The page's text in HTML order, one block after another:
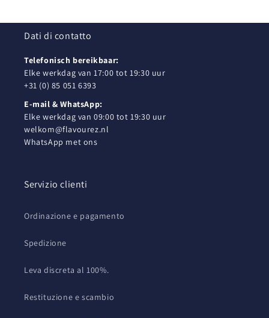
Dati di contatto
Telefonisch bereikbaar:
Elke werkdag van 17:00 tot 19:30 uur
+31 (0) 85 051 6393
E-mail & WhatsApp:
Elke werkdag van 09:00 tot 19:30 uur
welkom@flavourez.nl
WhatsApp met ons
Servizio clienti
Ordinazione e pagamento
Spedizione
Leva discreta al 100%.
Restituzione e scambio